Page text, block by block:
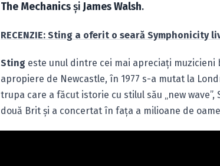
The MechanicsşiJames Walsh.
RECENZIE: Sting a oferit o seară Symphonicity
Sting este unul dintre cei mai apreciaţi
apropiere de Newcastle, în 1977 s-a mutat la
trupa care a făcut istorie cu stilul său „new
două Brit şi a concertat în faţa a milioane de